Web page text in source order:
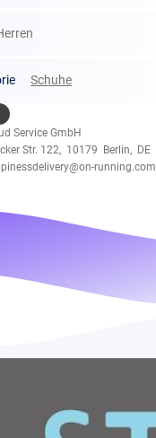
Schuhe
Service GmbH
Str. 122, 10179 Berlin, DE
running.com